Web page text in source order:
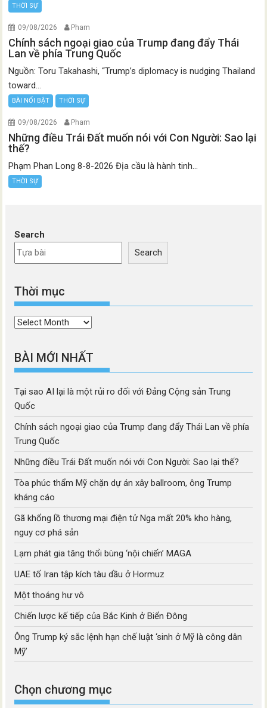
THỜI SỰ
09/08/2026 Pham
Chính sách ngoại giao của Trump đang đẩy Thái
Lan về phía Trung Quốc
Nguồn: Toru Takahashi, “Trump’s diplomacy is nudging Thailand
toward...
BÀI NỔI BẬT THỜI SỰ
09/08/2026 Pham
Những điều Trái Đất muốn nói với Con Người: Sao lại
thế?
Phạm Phan Long 8-8-2026 Địa cầu là hành tinh...
THỜI SỰ
Search
Search
Thời mục
Thời
BÀI MỚI NHẤT
Tại sao AI lại là một rủi ro đối với Đảng Cộng sản Trung
Quốc
Chính sách ngoại giao của Trump đang đẩy Thái Lan về phía
Trung Quốc
Những điều Trái Đất muốn nói với Con Người: Sao lại thế?
Tòa phúc thẩm Mỹ chặn dự án xây ballroom, ông Trump
kháng cáo
Gã khổng lồ thương mại điện tử Nga mất 20% kho hàng,
nguy cơ phá sản
Lạm phát gia tăng thổi bùng ‘nội chiến’ MAGA
UAE tố Iran tập kích tàu dầu ở Hormuz
Một thoáng hư vô
Chiến lược kế tiếp của Bắc Kinh ở Biển Đông
Ông Trump ký sắc lệnh hạn chế luật ‘sinh ở Mỹ là công dân
Mỹ’
Chọn chương mục